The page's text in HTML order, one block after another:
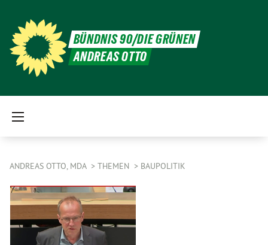
BÜNDNIS 90/DIE GRÜNEN
ANDREAS OTTO
ANDREAS OTTO, MDA THEMEN BAUPOLITIK